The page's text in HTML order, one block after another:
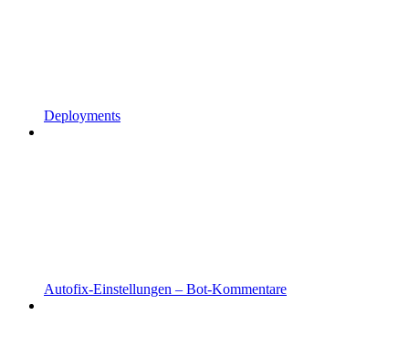
Deployments
Autofix-Einstellungen – Bot-Kommentare